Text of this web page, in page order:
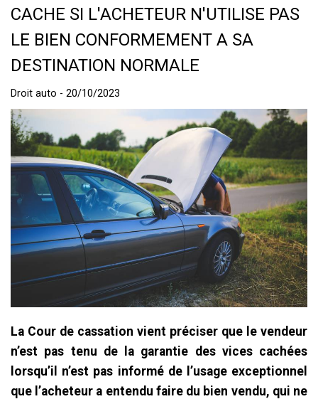
CACHE SI L'ACHETEUR N'UTILISE PAS
LE BIEN CONFORMEMENT A SA
DESTINATION NORMALE
Droit auto - 20/10/2023
La Cour de cassation vient préciser que le vendeur
n’est pas tenu de la garantie des vices cachées
lorsqu’il n’est pas informé de l’usage exceptionnel
que l’acheteur a entendu faire du bien vendu, qui ne